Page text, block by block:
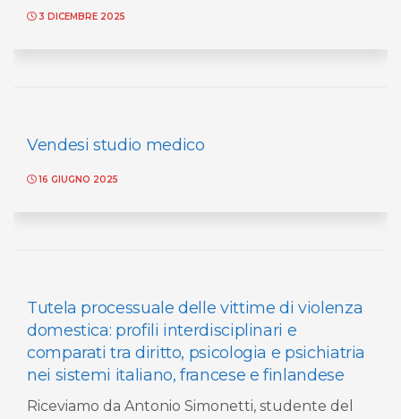
3 DICEMBRE 2025
Vendesi studio medico
16 GIUGNO 2025
Tutela processuale delle vittime di violenza
domestica: profili interdisciplinari e
comparati tra diritto, psicologia e psichiatria
nei sistemi italiano, francese e finlandese
Riceviamo da Antonio Simonetti, studente del